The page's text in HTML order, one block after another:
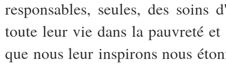
responsables, seules, des
toute leur vie dans la pauvreté
que nous leur inspirons nous